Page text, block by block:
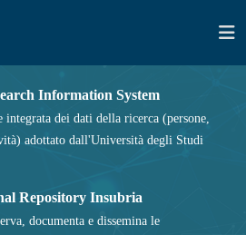
Information System
integrata dei dati della ricerca (persone,
adottato dall'Università degli Studi
Repository Insubria
documenta e dissemina le